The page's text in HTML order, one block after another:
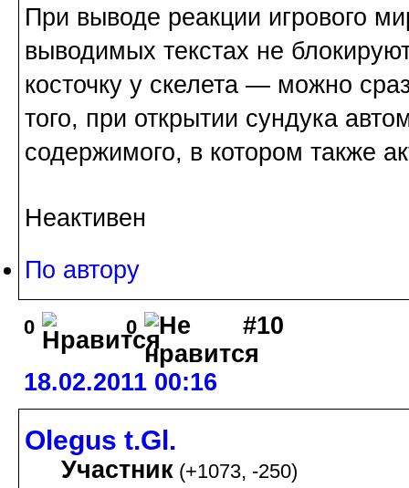
При выводе реакции игрового
выводимых текстах не
косточку у скелета — можно
того, при открытии сундука
содержимого, в котором также
Неактивен
По автору
0 0 #10
18.02.2011 00:16
Olegus t.Gl.
Участник (+1073, -250)